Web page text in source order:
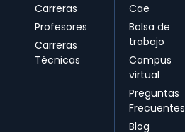
Carreras
Profesores
Carreras
Técnicas
Cae
Bolsa de
trabajo
Campus
virtual
Preguntas
Frecuentes
Blog